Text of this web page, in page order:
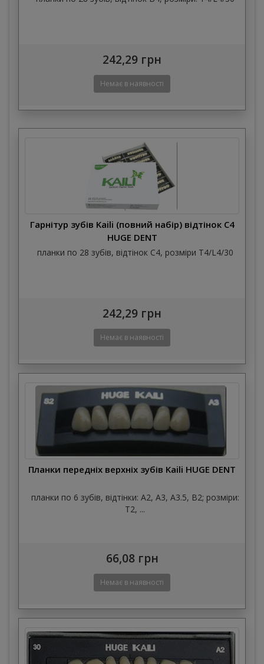
242,29 грн
Гарнітур зубів Kaili (повний набір) відтінок C4
HUGE DENT
планки по 28 зубів, відтінок C4, розміри T4/L4/30
242,29 грн
Планки передніх верхніх зубів Kaili HUGE DENT
планки по 6 зубів, відтінки: A2, A3, A3.5, B2; розміри:
T2, ...
66,08 грн